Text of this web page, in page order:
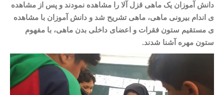
دانش آموزان یک ماهی قزل آلا را مشاهده نمودند و پس از مشاهده
ی اندام بیرونی ماهی، ماهی تشریح شد و دانش آموزان با مشاهده
ی مستقیم ستون فقرات و اعضای داخلی بدن ماهی، با مفهوم
ستون مهره آشنا شدند.